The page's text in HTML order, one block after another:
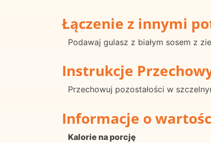
Łączenie z innymi
Podawaj gulasz z białym sosem z
Instrukcje
Przechowuj pozostałości w
Informacje o
Kalorie na porcję